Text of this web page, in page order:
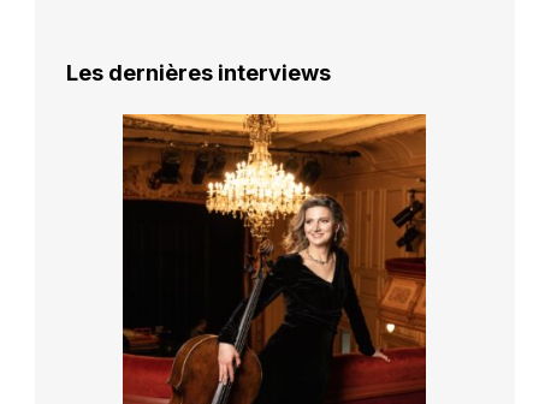
Les dernières interviews